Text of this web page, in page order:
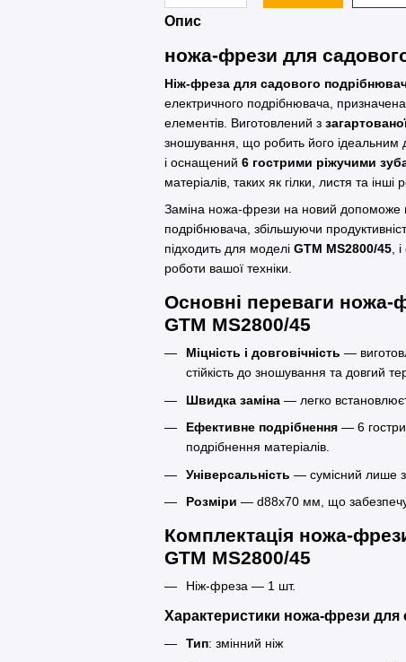
Опис
ножа-фрези для
Ніж-фреза для садового
електричного подрібнювача,
елементів. Виготовлений з
зношування, що робить його ідеальним
і оснащений 6 гострими ріжучими
матеріалів, таких як гілки, листя та інші
Заміна ножа-фрези на новий допоможе
подрібнювача, збільшуючи
підходить для моделі GTM MS2800/45,
роботи вашої техніки.
Основні переваги ножа-
GTM MS2800/45
Міцність і довговічність —
стійкість до зношування та довгий
Швидка заміна — легко
Ефективне подрібнення — 6
подрібнення матеріалів.
Універсальність — сумісний лише
Розміри — d88x70 мм, що забезпечує
Комплектація ножа-
GTM MS2800/45
Ніж-фреза — 1 шт.
Характеристики ножа-фрези для
Тип: змінний ніж